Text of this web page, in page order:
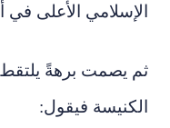
الإسلامي الأعلى في
ثم يصمت برهةً
الكنيسة فيقول: